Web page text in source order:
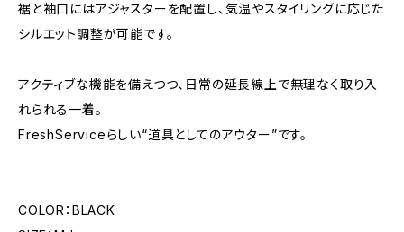
裾と袖口にはアジャスターを配置し、気温やスタイリングに応じた
シルエット調整が可能です。
アクティブな機能を備えつつ、日常の延長線上で無理なく取り入
れられる一着。
FreshServiceらしい“道具としてのアウター”です。
COLOR：BLACK